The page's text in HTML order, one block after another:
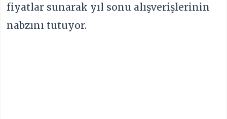
fiyatlar sunarak yıl sonu alışverişlerinin
nabzını tutuyor.